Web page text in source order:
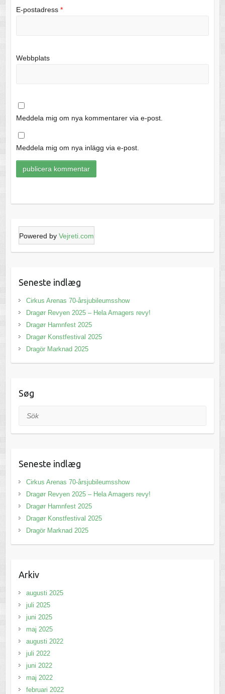
E-postadress *
Webbplats
Meddela mig om nya kommentarer via e-post.
Meddela mig om nya inlägg via e-post.
Powered by Vejreti.com
Seneste indlæg
Cirkus Arenas 70-årsjubileumsshow
Dragør Revyen 2025 – Hela Amagers revy!
Dragør Hamnfest 2025
Dragør Konstfestival 2025
Dragör Marknad 2025
Søg
Sök
Seneste indlæg
Cirkus Arenas 70-årsjubileumsshow
Dragør Revyen 2025 – Hela Amagers revy!
Dragør Hamnfest 2025
Dragør Konstfestival 2025
Dragör Marknad 2025
Arkiv
augusti 2025
juli 2025
juni 2025
maj 2025
augusti 2022
juli 2022
juni 2022
maj 2022
februari 2022